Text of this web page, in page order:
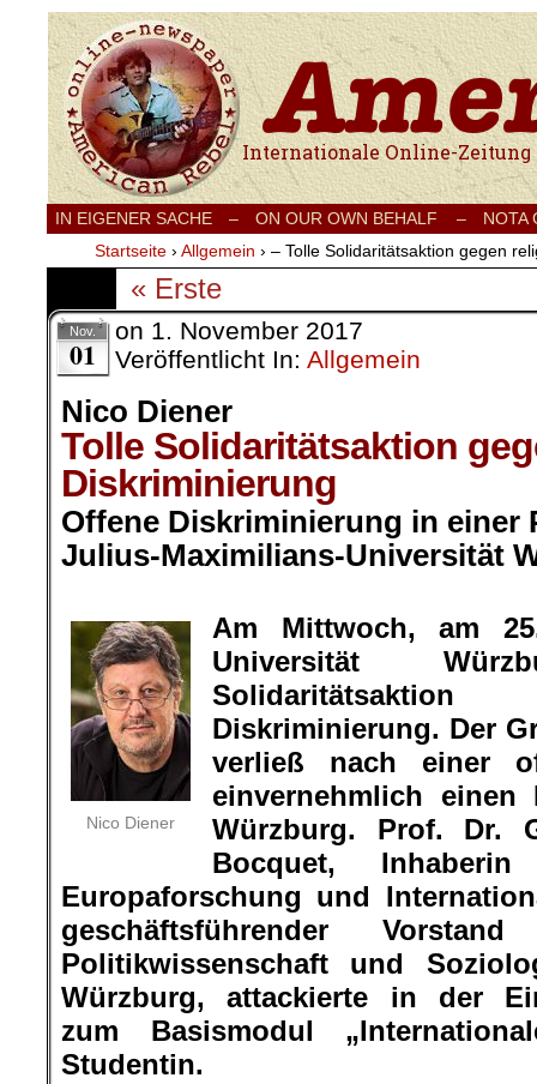
Internationale Onlinezeitung für Frieden,
IN EIGENER SACHE – ON OUR OWN BEHALF –
NOTA
Startseite › Allgemein › – Tolle Solidaritätsaktion gegen
« Erste
Nov.
01
on 1. November 2017
Veröffentlicht In: Allgemein
Nico Diener
Tolle Solidaritätsaktion
Diskriminierung
Offene Diskriminierung in einer
Julius-Maximilians-Universität
Nico Diener
Am Mittwoch, am
Universität
Diskriminierung. Der
verließ nach einer
einvernehmlich einen
Würzburg. Prof. Dr.
Bocquet,
Europaforschung und
geschäftsführender
Politikwissenschaft und
Würzburg, attackierte in der
zum Basismodul
Studentin.